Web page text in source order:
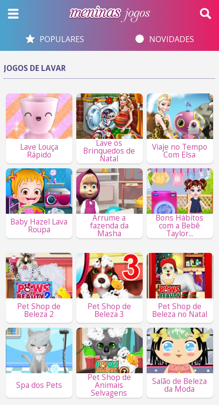
POPULARES NOVIDADES
JOGOS DE LAVAR
Lave Louça
Rápido
Lave os
Brinquedos de
Natal
Viaje no Tempo
Com Elsa
Baby Hazel Lava
Roupa
Arrume a
fazenda da
Masha
Bons Hábitos
com a Bebê
Taylor...
Pet Shop de
Beleza 2
Pet Shop de
Beleza 3
Pet Shop de
Beleza no Natal
Spa dos Pets
Pet Shop de
Animais
Selvagens
Salão de Beleza
da Moda